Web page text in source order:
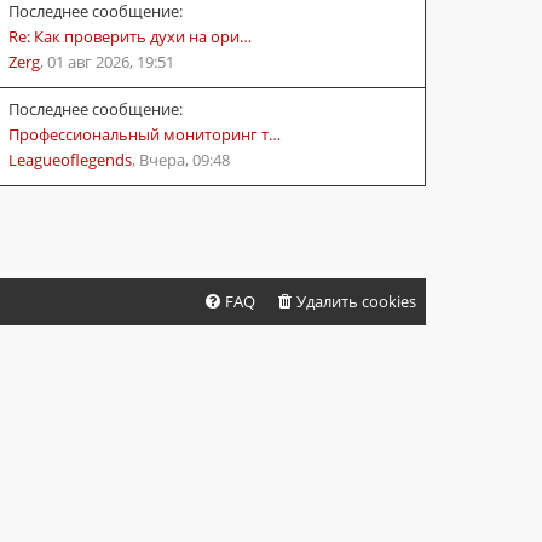
Последнее сообщение:
Re: Как проверить духи на ори…
Zerg, 01 авг 2026, 19:51
Последнее сообщение:
Профессиональный мониторинг т…
Leagueoflegends, Вчера, 09:48
Удалить cookies
FAQ